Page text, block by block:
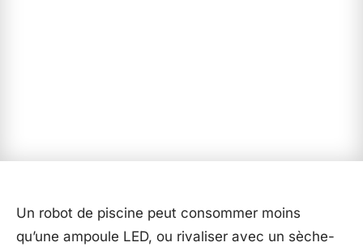
Un robot de piscine peut consommer moins
qu’une ampoule LED, ou rivaliser avec un sèche-